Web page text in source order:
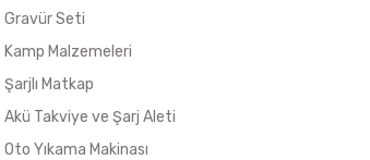
Gravür Seti
Kamp Malzemeleri
Şarjlı Matkap
Akü Takviye ve Şarj Aleti
Oto Yıkama Makinası